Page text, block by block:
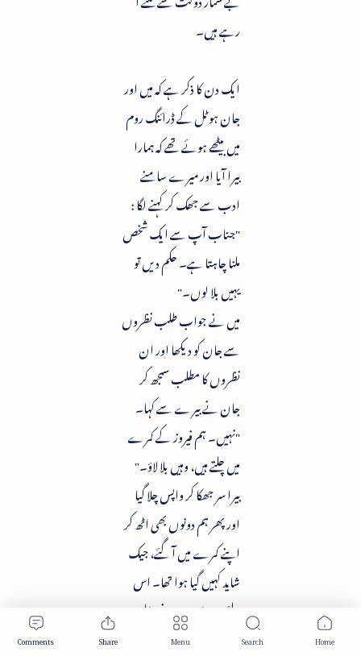
رہے ہیں۔
ایک دن کا ذکر ہے کہ میں اور
جان ہوٹل کے ڈرائنگ روم
میں بیٹھے ہوئے تھے کہ ہمارا
بیرا آیا اور میرے سامنے
ادب سے جھک کر کہنے لگا :
"جناب آپ سے ایک شخص
ملنا چاہتا ہے۔ حکم دیں تو
یہیں بلا لوں۔"
میں نے جواب طلب نظروں
سے جان کو دیکھا اور ان
نظروں کا مطلب سمجھ کر
جان نے بیرے سے کہا۔
"نہیں۔ ہم فیروز کے کمرے
میں چلتے ہیں، وہیں بلا لاؤ۔"
بیرا سر جھکا کر واپس چلا گیا
اور پھر ہم دونوں بھی اٹھ کر
اپنے کمرے میں آ گئے، جیک
شاید کہیں گیا ہوا تھا۔ اس
لئے وہ ہماری ہونے والی
گفتگو میں شامل نہ ہو سکا۔ ہم